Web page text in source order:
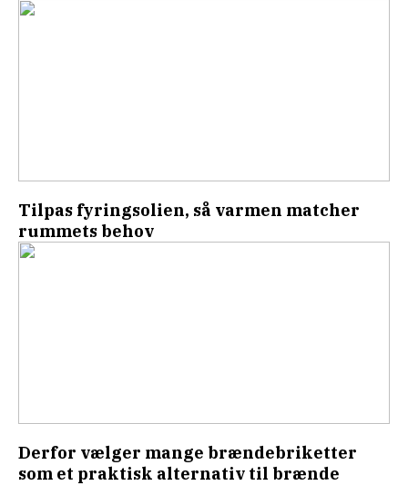
Tilpas fyringsolien, så varmen matcher
rummets behov
Derfor vælger mange brændebriketter
som et praktisk alternativ til brænde